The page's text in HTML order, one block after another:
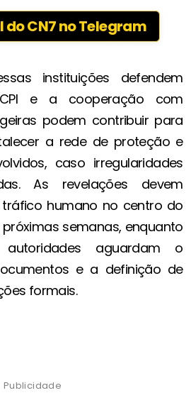
do CN7 no Telegram
instituições defendem
e a cooperação com
podem contribuir para
a rede de proteção e
caso irregularidades
As revelações devem
humano no centro do
semanas, enquanto
aguardam o
e a definição de
formais.
Publicidade